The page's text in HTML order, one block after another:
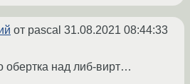
от pascal 31.08.2021 08:44:33
обертка над либ-вирт…